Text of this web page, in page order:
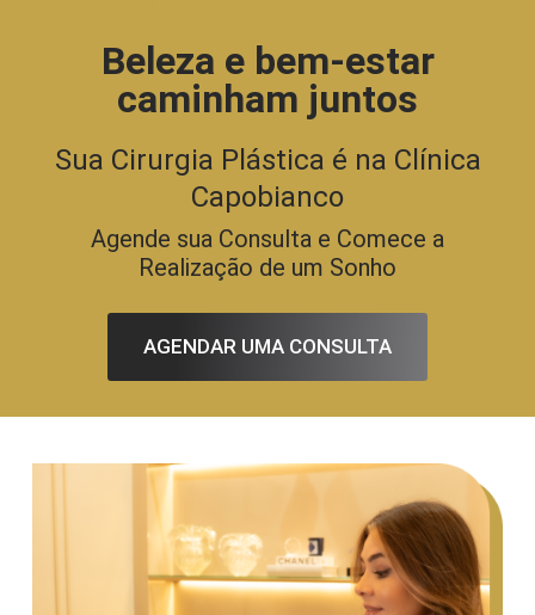
Beleza e bem-estar
caminham juntos
Sua Cirurgia Plástica é na Clínica
Capobianco
Agende sua Consulta e Comece a
Realização de um Sonho
AGENDAR UMA CONSULTA